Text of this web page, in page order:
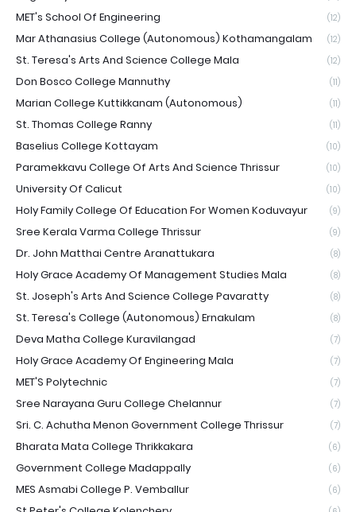
MET's School Of Engineering (12)
Mar Athanasius College (Autonomous) Kothamangalam (12)
St. Teresa's Arts And Science College Mala (12)
Don Bosco College Mannuthy (11)
Marian College Kuttikkanam (Autonomous) (11)
St. Thomas College Ranny (11)
Baselius College Kottayam (10)
Paramekkavu College Of Arts And Science Thrissur (10)
University Of Calicut (10)
Holy Family College Of Education For Women Koduvayur (9)
Sree Kerala Varma College Thrissur (9)
Dr. John Matthai Centre Aranattukara (8)
Holy Grace Academy Of Management Studies Mala (8)
St. Joseph's Arts And Science College Pavaratty (8)
St. Teresa's College (Autonomous) Ernakulam (8)
Deva Matha College Kuravilangad (7)
Holy Grace Academy Of Engineering Mala (7)
MET'S Polytechnic (7)
Sree Narayana Guru College Chelannur (7)
Sri. C. Achutha Menon Government College Thrissur (7)
Bharata Mata College Thrikkakara (6)
Government College Madappally (6)
MES Asmabi College P. Vemballur (6)